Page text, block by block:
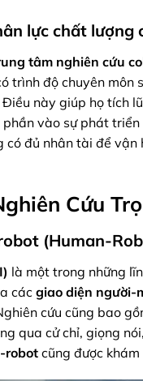
lực chất lượng
tâm nghiên cứu
trình độ chuyên môn
này giúp họ tích
vào sự phát triển
có đủ nhân tài để
Cứu
(Human-
là một trong những
các giao diện người-
cứu cũng bao
qua cử chỉ, giọng
robotcũng được